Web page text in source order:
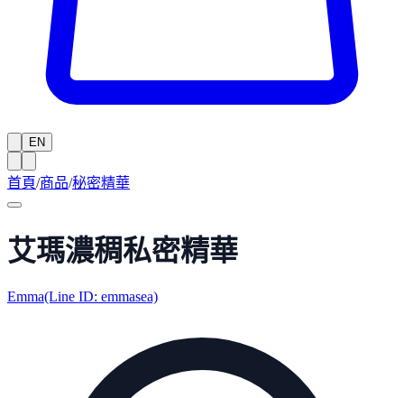
EN
首頁/商品/秘密精華
艾瑪濃稠私密精華
Emma(Line ID: emmasea)